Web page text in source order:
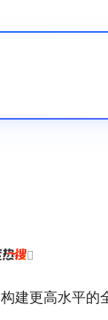

构建更高水平的